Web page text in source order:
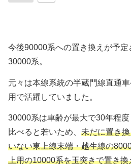
今後90000系への置き換えが予
30000系。
元々は本線系統の半蔵門線直通
用で活躍していました。
30000系は車齢が最大で30年程
比べると若いため、 未だに置き
いない東上線末端・越生線の
上用の10000系を玉突きで置き